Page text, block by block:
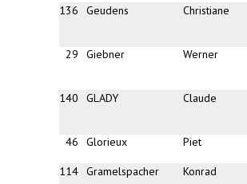
136 Geudens Christiane
29 Giebner Werner
140 GLADY Claude
46 Glorieux Piet
114 Gramelspacher Konrad